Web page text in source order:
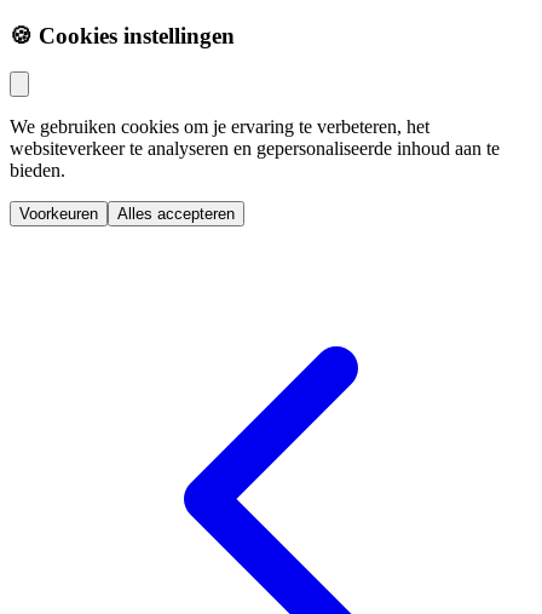
🍪 Cookies instellingen
We gebruiken cookies om je ervaring te verbeteren, het
websiteverkeer te analyseren en gepersonaliseerde inhoud aan te
bieden.
Voorkeuren Alles accepteren